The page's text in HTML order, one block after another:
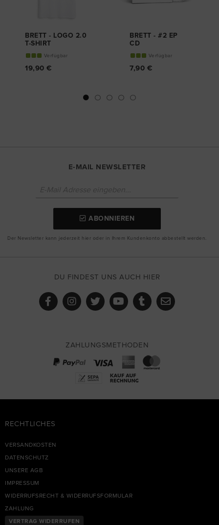
BRETT - LOGO 2.0
T-SHIRT
Verfügbar
19,90 €
BRETT - #2 EP
CD
Verfügbar
7,90 €
E-MAIL NEWSLETTER
ABONNIEREN
Der Newsletter kann jederzeit hier oder in Ihrem Kundenkonto abbestellt werden.
DU FINDEST UNS AUCH HIER
ZAHLUNGSMETHODEN
RECHTLICHES
VERSANDKOSTEN
DATENSCHUTZ
UNSERE AGB
IMPRESSUM
WIDERRUFSRECHT & WIDERRUFSFORMULAR
ZAHLUNG
VERTRAG WIDERRUFEN